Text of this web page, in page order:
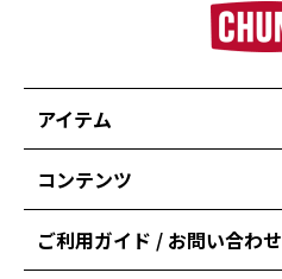
アイテム
コンテンツ
ご利用ガイド / お問い合わせ